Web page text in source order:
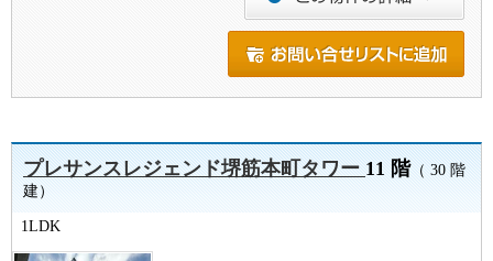
プレサンスレジェンド堺筋本町タワー11 階（ 30 階
建）
1LDK